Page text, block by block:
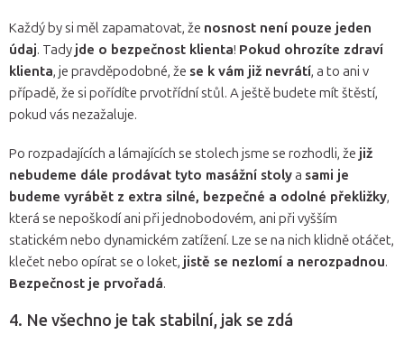
Každý by si měl zapamatovat, že nosnost není pouze jeden
údaj. Tady jde o bezpečnost klienta! Pokud ohrozíte zdraví
klienta, je pravděpodobné, že se k vám již nevrátí, a to ani v
případě, že si pořídíte prvotřídní stůl. A ještě budete mít štěstí,
pokud vás nezažaluje.
Po rozpadajících a lámajících se stolech jsme se rozhodli, že již
nebudeme dále prodávat tyto masážní stolya sami je
budeme vyrábět z extra silné, bezpečné a odolné překližky,
která se nepoškodí ani při jednobodovém, ani při vyšším
statickém nebo dynamickém zatížení. Lze se na nich klidně otáčet,
klečet nebo opírat se o loket, jistě se nezlomí a nerozpadnou.
Bezpečnost je prvořadá.
4. Ne všechno je tak stabilní, jak se zdá